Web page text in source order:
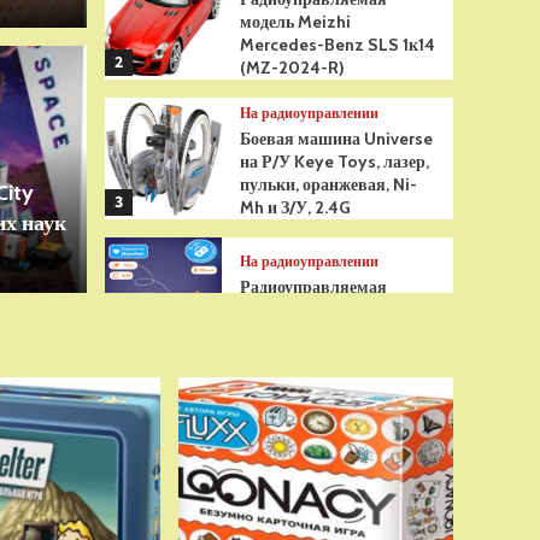
Гуджитсу
Паук Водная
наук
2
модель Meizhi
Mercedes-Benz SLS 1к14
(MZ-2024-R)
3
На радиоуправлении
Боевая машина Universe
на Р/У Keye Toys, лазер,
пульки, оранжевая, Ni-
Mh и З/У, 2.4G
На радиоуправлении
Радиоуправляемая
На радиоуправлении
Р/У танк Taigen 1/16
Panzerkampfwagen III
(Германия) HC (для ИК
танкового боя) V3 2.4G
RTR, TG3848-1HC-IR3.0